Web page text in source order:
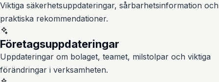
Viktiga säkerhetsuppdateringar, sårbarhetsinformation och
praktiska rekommendationer.
Företagsuppdateringar
Uppdateringar om bolaget, teamet, milstolpar och viktiga
förändringar i verksamheten.